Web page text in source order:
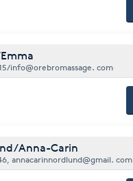
info@orebromassage. com
Anna-Carin
annacarinnordlund@gmail. com